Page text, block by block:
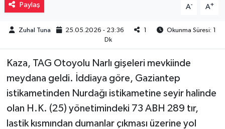
Paylaş A- A+
Zuhal Tuna 25.05.2026 - 23:36 1
Okunma Süresi: 1
Dk
Kaza, TAG Otoyolu Narlı gişeleri mevkiinde
meydana geldi. İddiaya göre, Gaziantep
istikametinden Nurdağı istikametine seyir halinde
olan H.K. (25) yönetimindeki 73 ABH 289 tır,
lastik kısmından dumanlar çıkması üzerine yol
Sağlık
Siyaset
Spor
Teknoloji